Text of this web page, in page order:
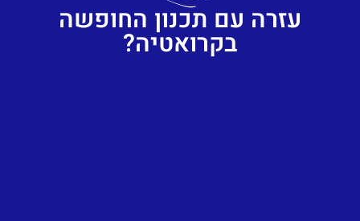
עזרה עם תכנון החופשה
בקרואטיה?